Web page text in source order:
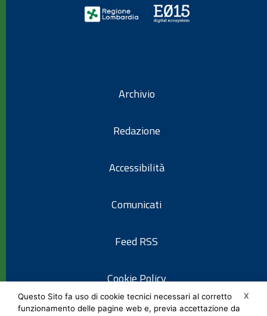
Archivio
Redazione
Accessibilità
Comunicati
Feed RSS
Cookie Policy
X
Questo Sito fa uso di cookie tecnici necessari al corretto
funzionamento delle pagine web e, previa accettazione da